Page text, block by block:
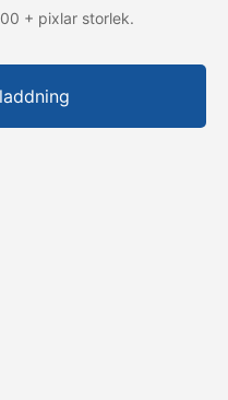
+ pixlar storlek.